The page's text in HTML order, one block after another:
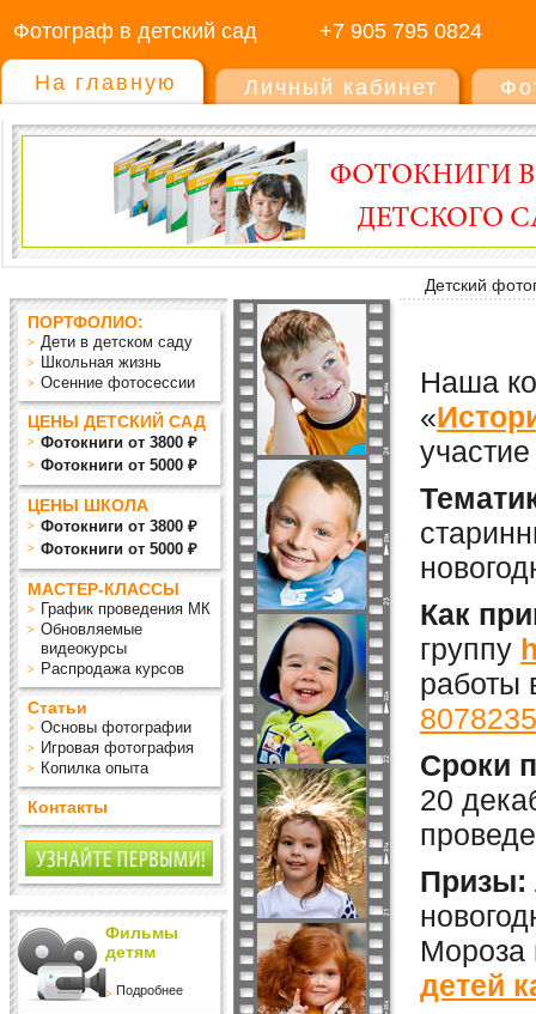
Фотограф в детский сад +7 905 795 0824
На главную Личный кабинет
Детский
ПОРТФОЛИО:
Дети в детском саду
Школьная жизнь
Осенние фотосессии
ЦЕНЫ ДЕТСКИЙ САД
Фотокниги от 3800 ₽
Фотокниги от 5000 ₽
ЦЕНЫ ШКОЛА
Фотокниги от 3800 ₽
Фотокниги от 5000 ₽
МАСТЕР-КЛАССЫ
График проведения МК
Обновляемые
видеокурсы
Распродажа курсов
Статьи
Основы фотографии
Игровая фотография
Копилка опыта
Контакты
Фильмы
детям
Подробнее
Наша
«
Как
группу
работы
Сроки
20
Призы:
Мороза
детей